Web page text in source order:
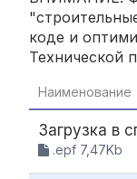
коде и
Технической
Наименование
Загрузка в
.epf 7,47Kb